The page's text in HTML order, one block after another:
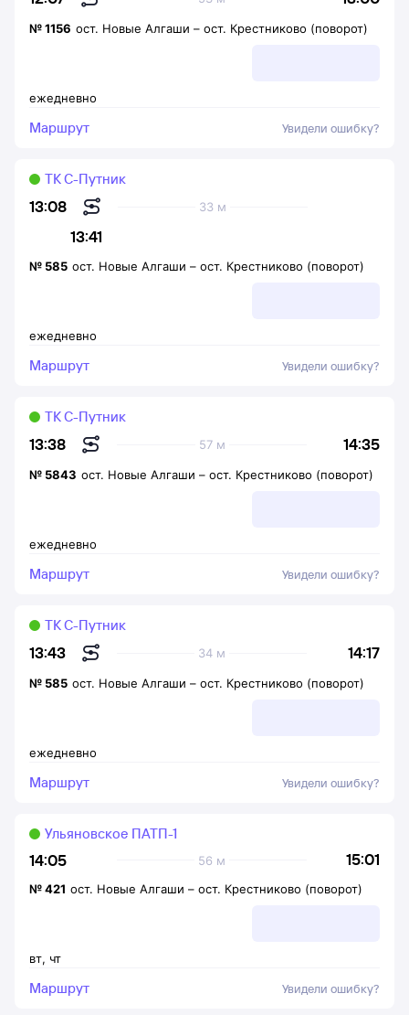
ежедневно
№1156 ост. Новые Алгаши – ост. Крестниково (поворот)
Маршрут Увидели ошибку?
13:08
13:41
33 м
ТК С-Путник
ежедневно
№ 585 ост. Новые Алгаши – ост. Крестниково (поворот)
Маршрут Увидели ошибку?
13:38 14:35
57 м
ТК С-Путник
ежедневно
№ 5843 ост. Новые Алгаши – ост. Крестниково (поворот)
Маршрут Увидели ошибку?
13:43 14:17
34 м
ТК С-Путник
ежедневно
№ 585 ост. Новые Алгаши – ост. Крестниково (поворот)
Маршрут Увидели ошибку?
14:05 15:01
56 м
Ульяновское ПАТП-1
вт, чт
№421 ост. Новые Алгаши – ост. Крестниково (поворот)
Маршрут Увидели ошибку?